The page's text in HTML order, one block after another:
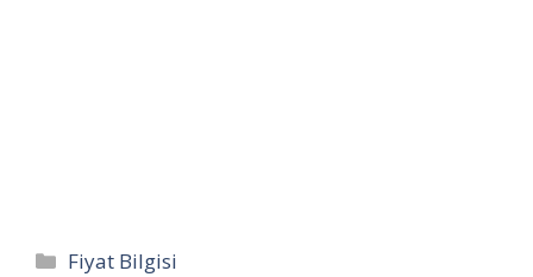
Kategoriler
Fiyat Bilgisi